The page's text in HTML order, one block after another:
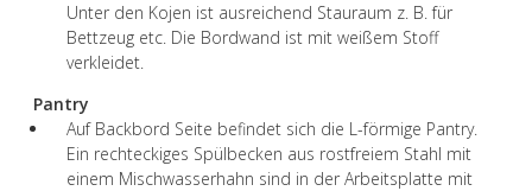
Unter den Kojen ist ausreichend Stauraum z. B. für
Bettzeug etc. Die Bordwand ist mit weißem Stoff
verkleidet.
Pantry
Auf Backbord Seite befindet sich die L-förmige Pantry.
Ein rechteckiges Spülbecken aus rostfreiem Stahl mit
einem Mischwasserhahn sind in der Arbeitsplatte mit